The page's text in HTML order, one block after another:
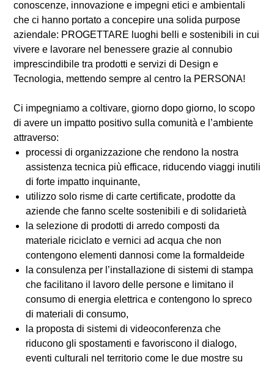
conoscenze, innovazione e impegni etici e ambientali
che ci hanno portato a concepire una solida purpose
aziendale: PROGETTARE luoghi belli e sostenibili in cui
vivere e lavorare nel benessere grazie al connubio
imprescindibile tra prodotti e servizi di Design e
Tecnologia, mettendo sempre al centro la PERSONA!
Ci impegniamo a coltivare, giorno dopo giorno, lo scopo
di avere un impatto positivo sulla comunità e l’ambiente
attraverso:
processi di organizzazione che rendono la nostra
assistenza tecnica più efficace, riducendo viaggi inutili
di forte impatto inquinante,
utilizzo solo risme di carte certificate, prodotte da
aziende che fanno scelte sostenibili e di solidarietà
la selezione di prodotti di arredo composti da
materiale riciclato e vernici ad acqua che non
contengono elementi dannosi come la formaldeide
la consulenza per l’installazione di sistemi di stampa
che facilitano il lavoro delle persone e limitano il
consumo di energia elettrica e contengono lo spreco
di materiali di consumo,
la proposta di sistemi di videoconferenza che
riducono gli spostamenti e favoriscono il dialogo,
eventi culturali nel territorio come le due mostre su